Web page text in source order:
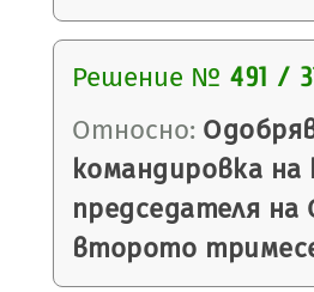
Решение № 491 /
Относно:
командировка
председателя
второто